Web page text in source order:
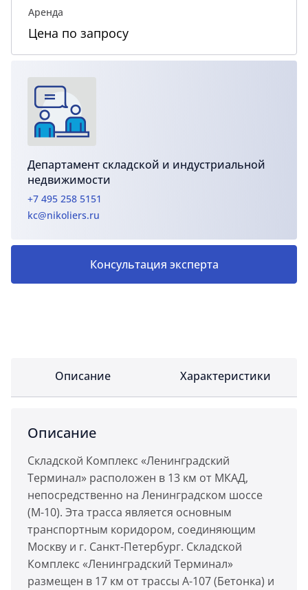
Аренда
Цена по запросу
Департамент складской и индустриальной
недвижимости
+7 495 258 5151
kc@nikoliers.ru
Консультация эксперта
Описание Характеристики
Описание
Складской Комплекс «Ленинградский
Терминал» расположен в 13 км от МКАД,
непосредственно на Ленинградском шоссе
(М-10). Эта трасса является основным
транспортным коридором, соединяющим
Москву и г. Санкт-Петербург. Складской
Комплекс «Ленинградский Терминал»
размещен в 17 км от трассы А-107 (Бетонка) и